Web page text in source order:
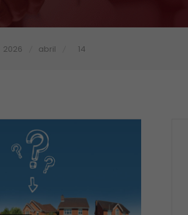
2026 abril 14